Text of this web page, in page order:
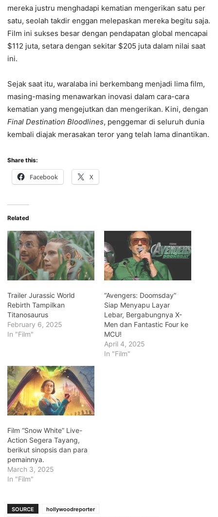
mereka justru menghadapi kematian mengerikan satu per
satu, seolah takdir enggan melepaskan mereka begitu saja.
Film ini sukses besar dengan pendapatan global mencapai
$112 juta, setara dengan sekitar $205 juta dalam nilai saat
ini.
Sejak saat itu, waralaba ini berkembang menjadi lima film,
masing-masing menawarkan inovasi dalam cara-cara
kematian yang mengejutkan dan mengerikan. Kini, dengan
Final Destination Bloodlines, penggemar di seluruh dunia
kembali diajak merasakan teror yang telah lama dinantikan.
Share this:
Facebook X
Related
Trailer Jurassic World
Rebirth Tampilkan
Titanosaurus
February 6, 2025
In "Film"
“Avengers: Doomsday”
Siap Menyapu Layar
Lebar, Bergabungnya X-
Men dan Fantastic Four ke
MCU!
April 4, 2025
In "Film"
Film “Snow White” Live-
Action Segera Tayang,
berikut sinopsis dan para
pemainnya.
March 3, 2025
In "Film"
SOURCE
hollywoodreporter